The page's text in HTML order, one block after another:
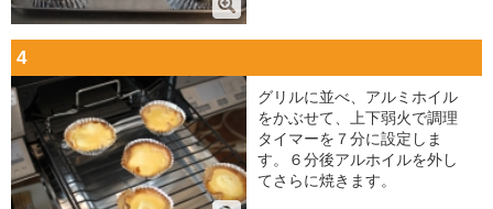
4
グリルに並べ、アルミホイル
をかぶせて、上下弱火で調理
タイマーを７分に設定しま
す。６分後アルホイルを外し
てさらに焼きます。